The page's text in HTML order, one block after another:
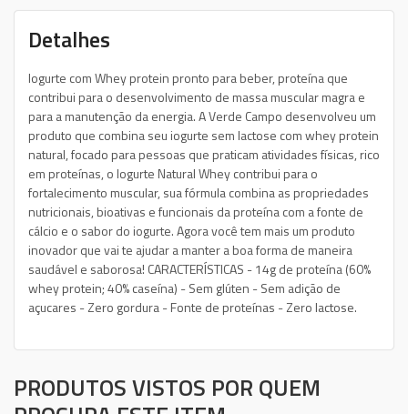
Detalhes
Iogurte com Whey protein pronto para beber, proteína que
contribui para o desenvolvimento de massa muscular magra e
para a manutenção da energia. A Verde Campo desenvolveu um
produto que combina seu iogurte sem lactose com whey protein
natural, focado para pessoas que praticam atividades físicas, rico
em proteínas, o Iogurte Natural Whey contribui para o
fortalecimento muscular, sua fórmula combina as propriedades
nutricionais, bioativas e funcionais da proteína com a fonte de
cálcio e o sabor do iogurte. Agora você tem mais um produto
inovador que vai te ajudar a manter a boa forma de maneira
saudável e saborosa! CARACTERÍSTICAS - 14g de proteína (60%
whey protein; 40% caseína) - Sem glúten - Sem adição de
açucares - Zero gordura - Fonte de proteínas - Zero lactose.
PRODUTOS VISTOS POR QUEM